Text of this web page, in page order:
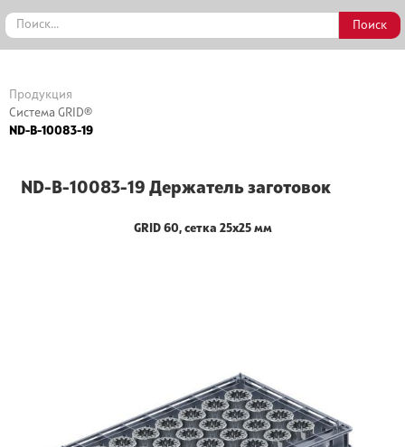
Продукция
Система GRID®
ND-B-10083-19
ND-B-10083-19 Держатель заготовок
GRID 60, сетка 25x25 мм